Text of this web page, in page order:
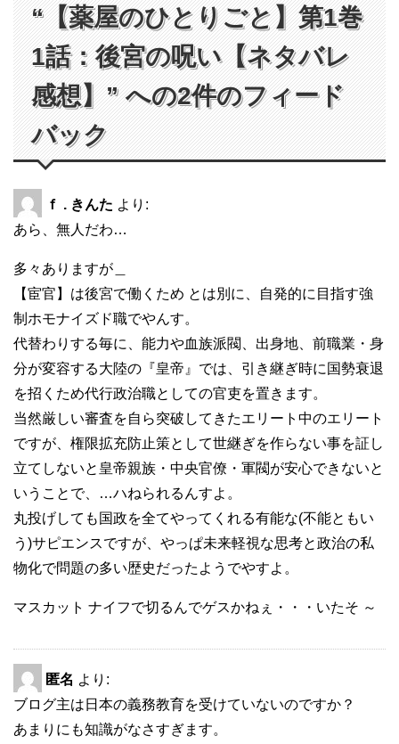
“【薬屋のひとりごと】第1巻
1話：後宮の呪い【ネタバレ
感想】” への2件のフィード
バック
ｆ . きんた より:
あら、無人だわ…
多々ありますが＿
【宦官】は後宮で働くため とは別に、自発的に目指す強
制ホモナイズド職でやんす。
代替わりする毎に、能力や血族派閥、出身地、前職業・身
分が変容する大陸の『皇帝』では、引き継ぎ時に国勢衰退
を招くため代行政治職としての官吏を置きます。
当然厳しい審査を自ら突破してきたエリート中のエリート
ですが、権限拡充防止策として世継ぎを作らない事を証し
立てしないと皇帝親族・中央官僚・軍閥が安心できないと
いうことで、…ハねられるんすよ。
丸投げしても国政を全てやってくれる有能な(不能ともい
う)サピエンスですが、やっぱ未来軽視な思考と政治の私
物化で問題の多い歴史だったようでやすよ。
マスカット ナイフで切るんでゲスかねぇ・・・いたそ ～
匿名 より:
ブログ主は日本の義務教育を受けていないのですか？
あまりにも知識がなさすぎます。